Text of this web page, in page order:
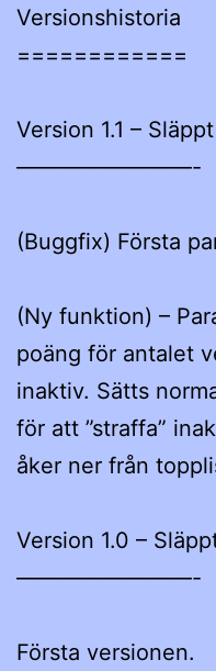
Versionshistoria
============
Version 1.1 –
————————-
(Buggfix) Första
(Ny funktion) –
poäng för antalet
inaktiv. Sätts
för att ”straffa”
åker ner från
Version 1.0 –
————————-
Första versionen.